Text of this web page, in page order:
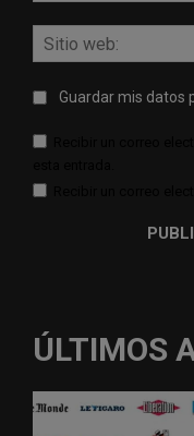
Guardar mis datos
ÚLTIMOS